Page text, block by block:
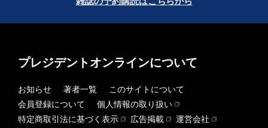
プレジデントオンラインについて
お知らせ 著者一覧
このサイトについて
会員登録について
個人情報の取り扱い
特定商取引法に基づく表示
広告掲載
運営会社